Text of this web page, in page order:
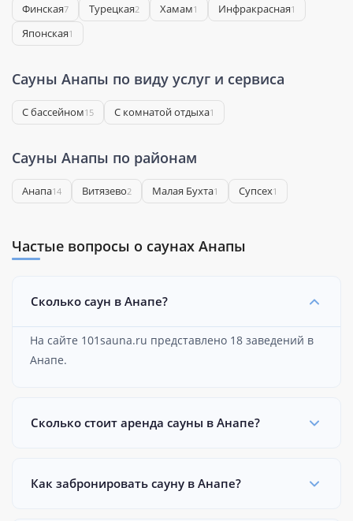
Финская7 Турецкая2 Хамам1 Инфракрасная1
Японская1
Сауны Анапы по виду услуг и сервиса
С бассейном15 С комнатой отдыха1
Сауны Анапы по районам
Анапа14 Витязево2 Малая Бухта1 Супсех1
Частые вопросы о саунах Анапы
Сколько саун в Анапе?
На сайте 101sauna.ru представлено 18 заведений в
Анапе.
Сколько стоит аренда сауны в Анапе?
Как забронировать сауну в Анапе?